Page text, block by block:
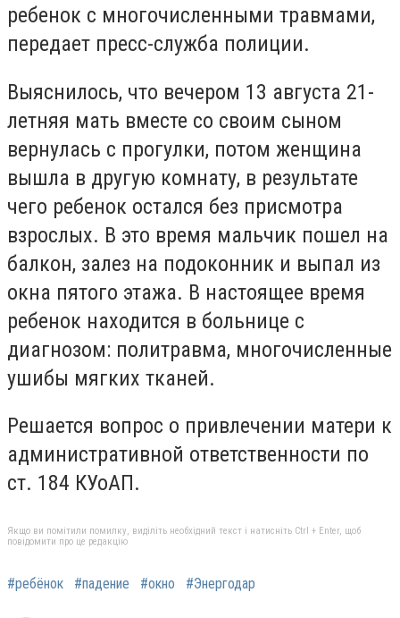
ребенок с многочисленными травмами,
передает пресс-служба полиции.
Выяснилось, что вечером 13 августа 21-
летняя мать вместе со своим сыном
вернулась с прогулки, потом женщина
вышла в другую комнату, в результате
чего ребенок остался без присмотра
взрослых. В это время мальчик пошел на
балкон, залез на подоконник и выпал из
окна пятого этажа. В настоящее время
ребенок находится в больнице с
диагнозом: политравма, многочисленные
ушибы мягких тканей.
Решается вопрос о привлечении матери к
административной ответственности по
ст. 184 КУоАП.
Якщо ви помітили помилку, виділіть необхідний текст і натисніть Ctrl + Enter, щоб
повідомити про це редакцію
#ребёнок #падение #окно #Энергодар